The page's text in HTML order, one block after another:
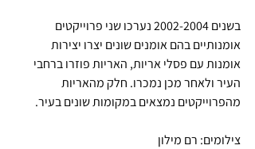
בשנים 2002-2004 נערכו שני פרוייקטים
אומנותיים בהם אומנים שונים יצרו יצירות
אומנות עם פסלי אריות, האריות פוזרו ברחבי
העיר ולאחר מכן נמכרו. חלק מהאריות
מהפרוייקטים נמצאים במקומות שונים בעיר.
צילומים: רם מילון